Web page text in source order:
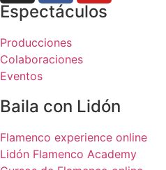
Espectáculos
Producciones
Colaboraciones
Eventos
Baila con Lidón
Flamenco experience online
Lidón Flamenco Academy